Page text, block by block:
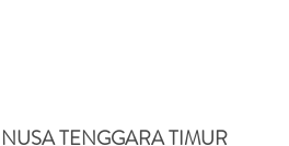
NUSA TENGGARA TIMUR